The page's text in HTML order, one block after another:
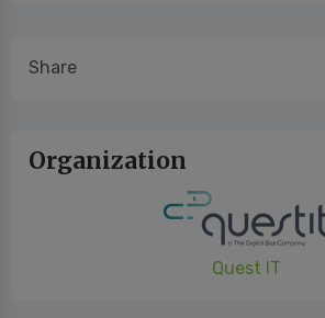
Share
Organization
Quest IT